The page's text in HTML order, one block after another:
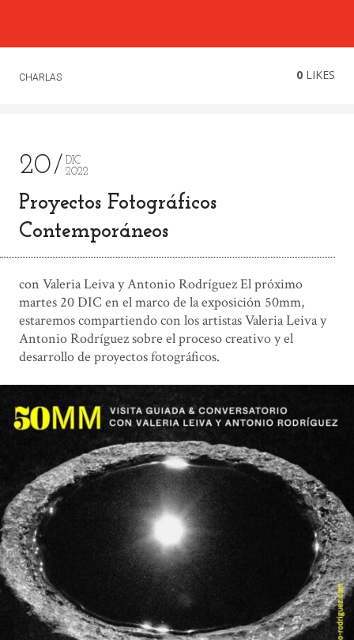
CHARLAS 0 LIKES
20
DIC
2022
Proyectos Fotográficos
Contemporáneos
con Valeria Leiva y Antonio Rodríguez El próximo
martes 20 DIC en el marco de la exposición 50mm,
estaremos compartiendo con los artistas Valeria Leiva y
Antonio Rodríguez sobre el proceso creativo y el
desarrollo de proyectos fotográficos.